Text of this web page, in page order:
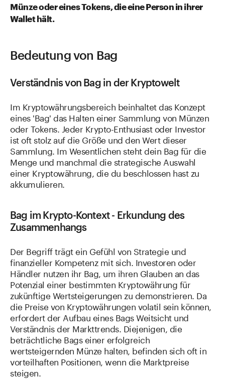
Münze oder eines Tokens, die eine Person in ihrer
Wallet hält.
Bedeutung von Bag
Verständnis von Bag in der Kryptowelt
Im Kryptowährungsbereich beinhaltet das Konzept
eines 'Bag' das Halten einer Sammlung von Münzen
oder Tokens. Jeder Krypto-Enthusiast oder Investor
ist oft stolz auf die Größe und den Wert dieser
Sammlung. Im Wesentlichen steht dein Bag für die
Menge und manchmal die strategische Auswahl
einer Kryptowährung, die du beschlossen hast zu
akkumulieren.
Bag im Krypto-Kontext - Erkundung des
Zusammenhangs
Der Begriff trägt ein Gefühl von Strategie und
finanzieller Kompetenz mit sich. Investoren oder
Händler nutzen ihr Bag, um ihren Glauben an das
Potenzial einer bestimmten Kryptowährung für
zukünftige Wertsteigerungen zu demonstrieren. Da
die Preise von Kryptowährungen volatil sein können,
erfordert der Aufbau eines Bags Weitsicht und
Verständnis der Markttrends. Diejenigen, die
beträchtliche Bags einer erfolgreich
wertsteigernden Münze halten, befinden sich oft in
vorteilhaften Positionen, wenn die Marktpreise
steigen.